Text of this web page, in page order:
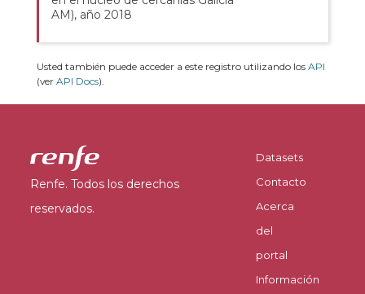
AM), año 2018
Usted también puede acceder a este registro utilizando los API
(ver API Docs).
Renfe. Todos los derechos
reservados.
Datasets
Contacto
Acerca
del
portal
Información